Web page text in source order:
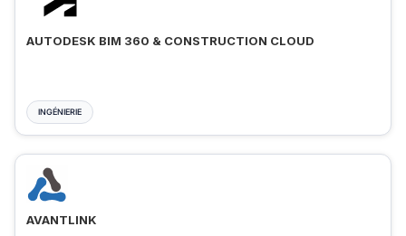
AUTODESK BIM 360 & CONSTRUCTION CLOUD
INGÉNIERIE
AVANTLINK